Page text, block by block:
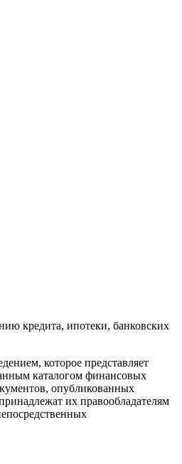
кредита, ипотеки, банковских
которое представляет
каталогом финансовых
опубликованных
их правообладателям